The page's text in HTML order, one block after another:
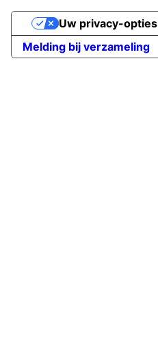
Melding bij verzameling
Uw privacy-opties